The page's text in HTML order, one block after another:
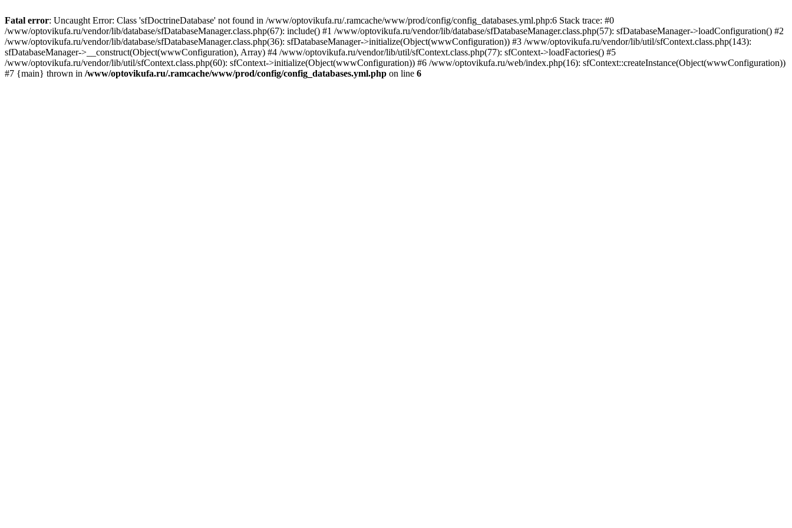
Fatal error: Uncaught Error: Class 'sfDoctrineDatabase' not found in /www/optovikufa.ru/.ramcache/www/prod/config/config_databases.yml.php:6 Stack trace: #0
/www/optovikufa.ru/vendor/lib/database/sfDatabaseManager.class.php(67): include() #1 /www/optovikufa.ru/vendor/lib/database/sfDatabaseManager.class.php(57): sfDatabaseManager->loadConfiguration() #2
/www/optovikufa.ru/vendor/lib/database/sfDatabaseManager.class.php(36): sfDatabaseManager->initialize(Object(wwwConfiguration)) #3 /www/optovikufa.ru/vendor/lib/util/sfContext.class.php(143):
sfDatabaseManager->__construct(Object(wwwConfiguration), Array) #4 /www/optovikufa.ru/vendor/lib/util/sfContext.class.php(77): sfContext->loadFactories() #5
/www/optovikufa.ru/vendor/lib/util/sfContext.class.php(60): sfContext->initialize(Object(wwwConfiguration)) #6 /www/optovikufa.ru/web/index.php(16): sfContext::createInstance(Object(wwwConfiguration))
#7 {main} thrown in /www/optovikufa.ru/.ramcache/www/prod/config/config_databases.yml.php on line 6